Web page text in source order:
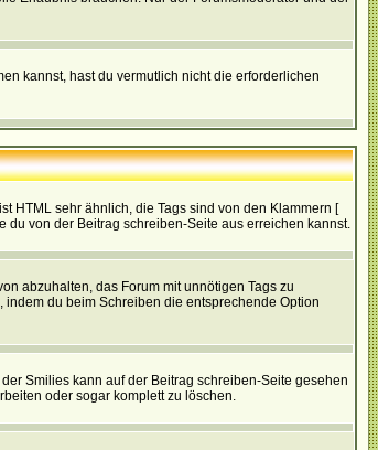
kannst, hast du vermutlich nicht die erforderlichen
HTML sehr ähnlich, die Tags sind von den Klammern [
von der Beitrag schreiben-Seite aus erreichen kannst.
abzuhalten, das Forum mit unnötigen Tags zu
du beim Schreiben die entsprechende Option
Smilies kann auf der Beitrag schreiben-Seite gesehen
oder sogar komplett zu löschen.